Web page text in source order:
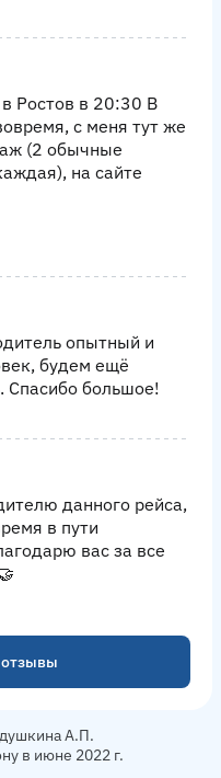
Ростов в 20:30 В
с меня тут же
(2 обычные
на сайте
опытный и
будем ещё
Спасибо большое!
данного рейса,
в пути
вас за все
А.П.
в июне 2022 г.